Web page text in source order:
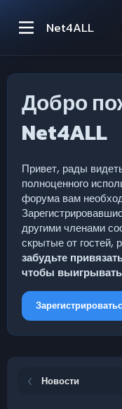
Net4ALL
Добро
Net4ALL
Привет, рады
полноценного
форума вам
другими членами
скрытые от гостей,
забудьте
чтобы выигрывать
Новости